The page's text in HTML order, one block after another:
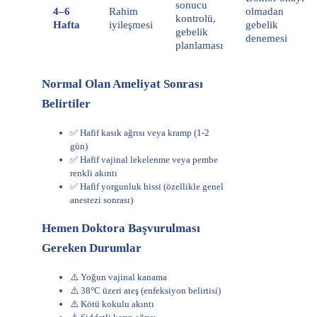
4–6
Hafta
Rahim
iyileşmesi
sonucu
kontrolü,
gebelik
planlaması
olmadan
gebelik
denemesi
Normal Olan Ameliyat Sonrası
Belirtiler
✅ Hafif kasık ağrısı veya kramp (1-2
gün)
✅ Hafif vajinal lekelenme veya pembe
renkli akıntı
✅ Hafif yorgunluk hissi (özellikle genel
anestezi sonrası)
Hemen Doktora Başvurulması
Gereken Durumlar
⚠️ Yoğun vajinal kanama
⚠️ 38°C üzeri ateş (enfeksiyon belirtisi)
⚠️ Kötü kokulu akıntı